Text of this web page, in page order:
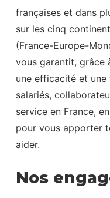
françaises et dans
sur les cinq
(France-Europe-
vous garantit, grâce
une efficacité et
salariés,
service en France,
pour vous apporter
aider.
Nos